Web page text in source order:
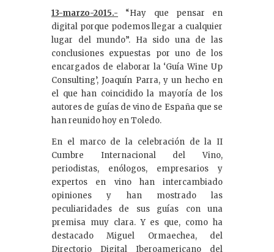
13-marzo-2015.- “Hay que pensar en
digital porque podemos llegar a cualquier
lugar del mundo”. Ha sido una de las
conclusiones expuestas por uno de los
encargados de elaborar la ‘Guía Wine Up
Consulting’, Joaquín Parra, y un hecho en
el que han coincidido la mayoría de los
autores de guías de vino de España que se
han reunido hoy en Toledo.
En el marco de la celebración de la II
Cumbre Internacional del Vino,
periodistas, enólogos, empresarios y
expertos en vino han intercambiado
opiniones y han mostrado las
peculiaridades de sus guías con una
premisa muy clara. Y es que, como ha
destacado Miguel Ormaechea, del
Directorio Digital Iberoamericano del